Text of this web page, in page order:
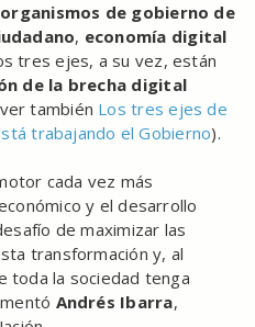
de gobierno de
, economía digital
tres ejes, a su vez, están
de la brecha digital
también Los tres ejes de
trabajando el Gobierno).
cada vez más
y el desarrollo
de maximizar las
transformación y, al
toda la sociedad tenga
Andrés Ibarra,